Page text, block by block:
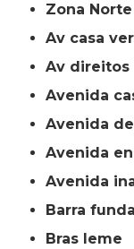
Zona Norte
av casa
av
avenida
avenida
avenida
avenida
barra funda
bras leme